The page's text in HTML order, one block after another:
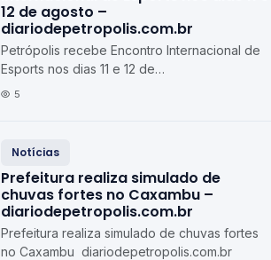
12 de agosto –
diariodepetropolis.com.br
Petrópolis recebe Encontro Internacional de
Esports nos dias 11 e 12 de
agosto diariodepetropolis.com.br
5
Notícias
Prefeitura realiza simulado de
chuvas fortes no Caxambu –
diariodepetropolis.com.br
Prefeitura realiza simulado de chuvas fortes
no Caxambu diariodepetropolis.com.br